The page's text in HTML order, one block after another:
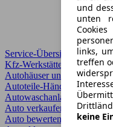
Service-Übersicht
Kfz-Werkstätten
Autohäuser und Händler
Autoteile-Händler
Autowaschanlagen
Auto verkaufen
Auto bewerten
und
unten
links,
treffen
keine